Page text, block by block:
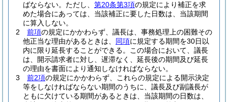
ばならない。 ただし、 第20条第3項の規定により補正を求
めた場合にあっては、当該補正に要した日数は、当該期間
に算入しない。
2
前項の規定にかかわらず、議長は、事務処理上の困難その
他正当な理由があるときは、 同項に規定する期間を30日以
内に限り延長することができる。
この場合において、議長
は、開示請求者に対し、遅滞なく、延長後の期間及び延長
の理由を書面により通知しなければならない。
3
前2項の規定にかかわらず、これらの規定による開示決定
等をしなければならない期間のうちに、議長及び副議長が
ともに欠けている期間があるときは、当該期間の日数は、